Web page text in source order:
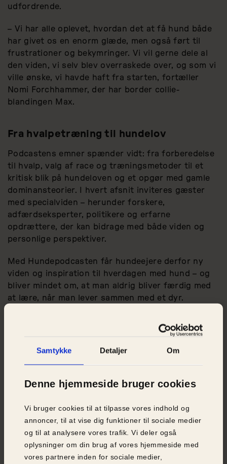
Samtykke Detaljer Om
Denne hjemmeside bruger cookies
Vi bruger cookies til at tilpasse vores indhold og
annoncer, til at vise dig funktioner til sociale medier
og til at analysere vores trafik. Vi deler også
oplysninger om din brug af vores hjemmeside med
vores partnere inden for sociale medier,
udfordrende.
– Vi har alle oplevet, hvordan det at få hund både
har givet os en enorm glæde, men også ført til
frustrationer og bekymringer. Vi vil gerne dele al
den viden, vi selv blev overraskede over, og som vi
ville ønske, vi havde haft fra starten, fortæller
Nomi Forchhammer, der har border collie-
blandingen Max.
Fra hvalpetræning til hundelov
Podcastens emner spænder vidt: fra forberedelse
til hvalp, valg af race og træningsmetoder til et
kritisk blik på hundeloven og et opgør med gamle
dominansteorier. I hvert afsnit inviteres gæster
med specialviden – herunder forskere,
adfærdseksperter, politikere og erfarne
opdrættere, der kan bidrage med både viden og
personlige perspektiver.
Med Hundepodcasten får hundeejere derfor ny
viden og inspiration til hverdagen med hund – og
bliver mindet om, at man aldrig bliver færdig med
at lære, når man lever sammen med et dyr.
udkommer på alle podcastplatforme og via
dykker Jens Jokumsen, Nomi Forchhammer og
hunde bliver omplaceret – og stiller spørgsmålet:
hundeejer?